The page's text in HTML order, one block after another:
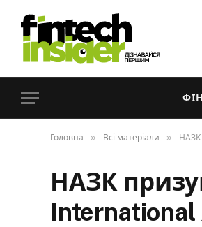
Головна » Всі матеріали » НАЗК
НАЗК